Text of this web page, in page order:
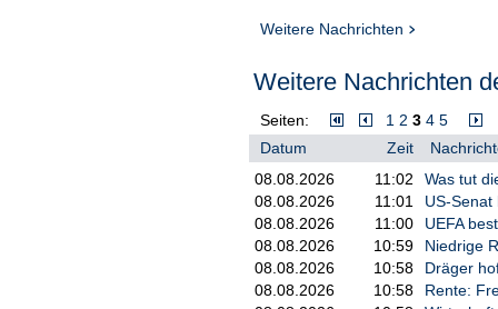
Gesundheit haben Kunden auch
werden, glaube ich nicht», sagte
Auf der anderen Seite seien
benötigen. «Natürlich kann es
braucht», räumte er ein. Das
Kritik der Apotheken
Der Deutsche
verunsichert werden könnten,
wird. «Es muss klar sein, dass
nur fachgerecht von einer
Weitere Nachrichten
Weitere Nachrichten
Seiten: 1 2 3 4 5
Datum
Zeit
08.08.2026
11:02
Was tut
08.08.2026
11:01
US-
08.08.2026
11:00
UEFA
08.08.2026
10:59
Niedrige
08.08.2026
10:58
Dräger
08.08.2026
10:58
Rente: